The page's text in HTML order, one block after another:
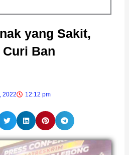
yang Sakit,
Curi Ban
2022 12:12 pm